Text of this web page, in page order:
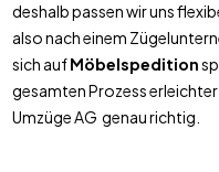
deshalb passen wir uns
also nach einem
sich aufMöbelspedition
gesamten Prozess
Umzüge AG genau richtig.